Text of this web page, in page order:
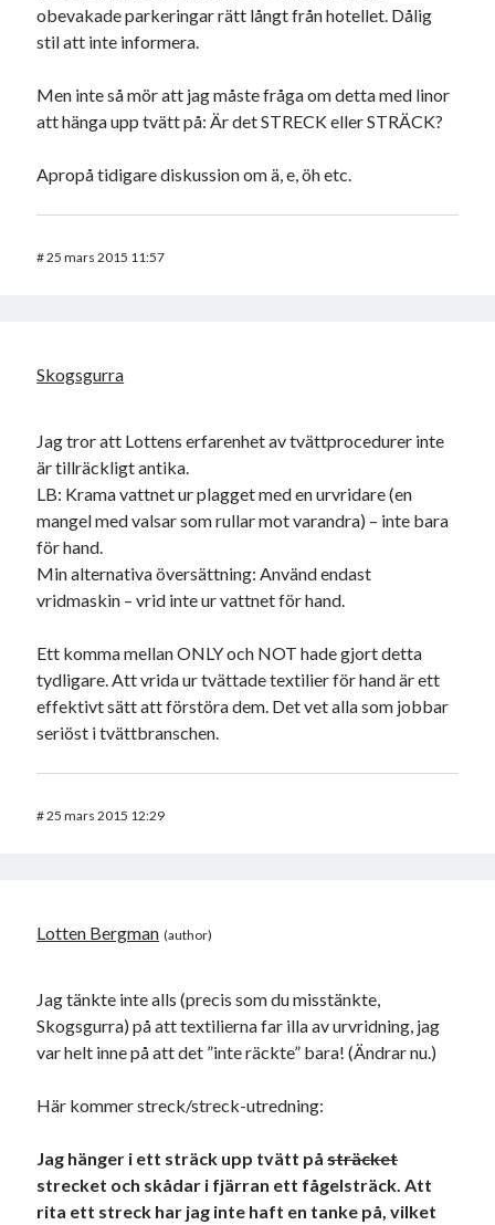
obevakade parkeringar rätt långt från hotellet. Dålig
stil att inte informera.
Men inte så mör att jag måste fråga om detta med linor
att hänga upp tvätt på: Är det STRECK eller STRÄCK?
Apropå tidigare diskussion om ä, e, öh etc.
#25 mars 2015 11:57
Skogsgurra
Jag tror att Lottens erfarenhet av tvättprocedurer inte
är tillräckligt antika.
LB: Krama vattnet ur plagget med en urvridare (en
mangel med valsar som rullar mot varandra) – inte bara
för hand.
Min alternativa översättning: Använd endast
vridmaskin – vrid inte ur vattnet för hand.
Ett komma mellan ONLY och NOT hade gjort detta
tydligare. Att vrida ur tvättade textilier för hand är ett
effektivt sätt att förstöra dem. Det vet alla som jobbar
seriöst i tvättbranschen.
#25 mars 2015 12:29
Lotten Bergman
Jag tänkte inte alls (precis som du misstänkte,
Skogsgurra) på att textilierna far illa av urvridning, jag
var helt inne på att det ”inte räckte” bara! (Ändrar nu.)
Här kommer streck/streck-utredning:
Jag hänger i ett sträck upp tvätt påsträcket
strecket och skådar i fjärran ett fågelsträck. Att
rita ett streck har jag inte haft en tanke på, vilket